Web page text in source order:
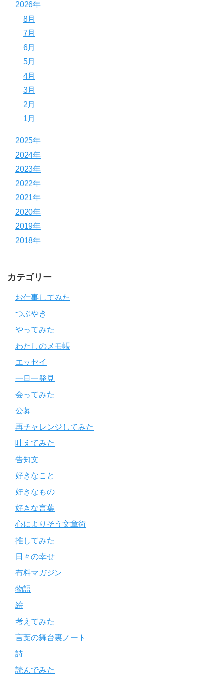
2026年
8月
7月
6月
5月
4月
3月
2月
1月
2025年
2024年
2023年
2022年
2021年
2020年
2019年
2018年
カテゴリー
お仕事してみた
つぶやき
やってみた
わたしのメモ帳
エッセイ
一日一発見
会ってみた
公募
再チャレンジしてみた
叶えてみた
告知文
好きなこと
好きなもの
好きな言葉
心によりそう文章術
推してみた
日々の幸せ
有料マガジン
物語
絵
考えてみた
言葉の舞台裏ノート
詩
読んでみた